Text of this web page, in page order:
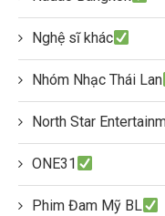
Nghệ sĩ khác
Nhóm Nhạc Thái Lan
North Star
ONE31
Phim Đam Mỹ BL